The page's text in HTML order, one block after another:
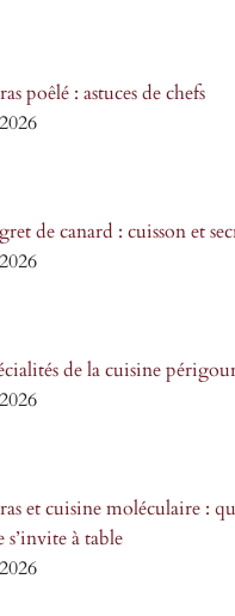
poêlé : astuces de chefs
de canard : cuisson et
de la cuisine
et cuisine moléculaire :
s’invite à table